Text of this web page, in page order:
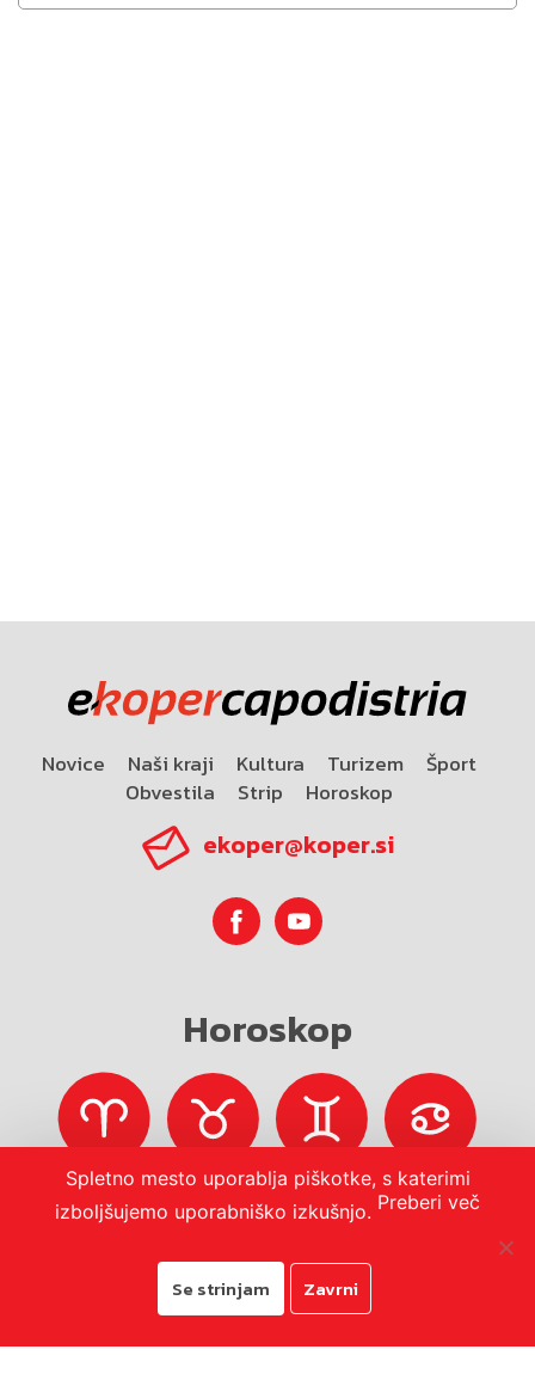
Novice Naši kraji Kultura Turizem
Šport
Obvestila
Strip Horoskop
ekoper@koper.si
Horoskop
Spletno mesto uporablja piškotke, s katerimi
izboljšujemo uporabniško izkušnjo. Preberi več
Se strinjam Zavrni